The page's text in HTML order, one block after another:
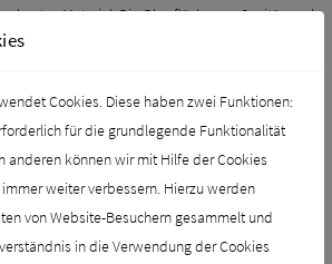
Material. Die Oberfläche aus Sanitäracryl
Reinigungsaufwand, sondern auch für ein
eine hochwertige Chromoberfläche und ist
ebenfalls flach eingelassen. Darunter liegt der
Erhältlich ist die Brausewanne Ultra
in glänzendem Weiß. Besonders praktisch ist
Duschwanne, denn dadurch kann sie problemlos
werden.
Cookies. Diese haben zwei Funktionen:
für die grundlegende Funktionalität
anderen können wir mit Hilfe der Cookies
weiter verbessern. Hierzu werden
von Website-Besuchern gesammelt und
in die Verwendung der Cookies